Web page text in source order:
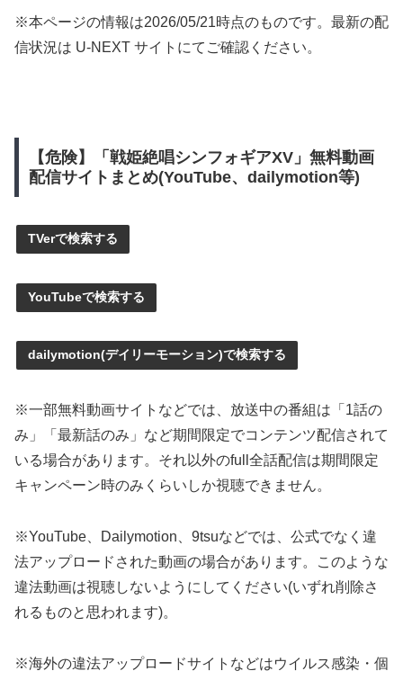
※本ページの情報は2026/05/21時点のものです。最新の配
信状況は U-NEXT サイトにてご確認ください。
【危険】「戦姫絶唱シンフォギアXV」無料動画
配信サイトまとめ(YouTube、dailymotion等)
TVerで検索する
YouTubeで検索する
dailymotion(デイリーモーション)で検索する
※一部無料動画サイトなどでは、放送中の番組は「1話の
み」「最新話のみ」など期間限定でコンテンツ配信されて
いる場合があります。それ以外のfull全話配信は期間限定
キャンペーン時のみくらいしか視聴できません。
※YouTube、Dailymotion、9tsuなどでは、公式でなく違
法アップロードされた動画の場合があります。このような
違法動画は視聴しないようにしてください(いずれ削除さ
れるものと思われます)。
※海外の違法アップロードサイトなどはウイルス感染・個